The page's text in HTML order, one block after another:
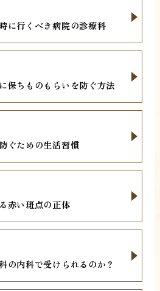
に行くべき病院の診療科
保ちものもらいを防ぐ方法
ぐための生活習慣
赤い斑点の正体
の内科で受けられるのか？